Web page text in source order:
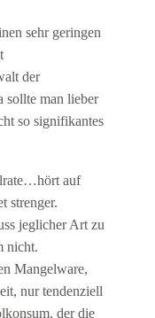
sehr geringen
der
sollte man lieber
so signifikantes
auf
strenger.
jeglicher Art zu
nicht.
Mangelware,
nur tendenziell
der die